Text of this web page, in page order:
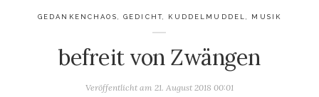
GEDANKENCHAOS,GEDICHT, KUDDELMUDDEL, MUSIK
befreit von Zwängen
Veröffentlicht am 21. August 2018 00:01